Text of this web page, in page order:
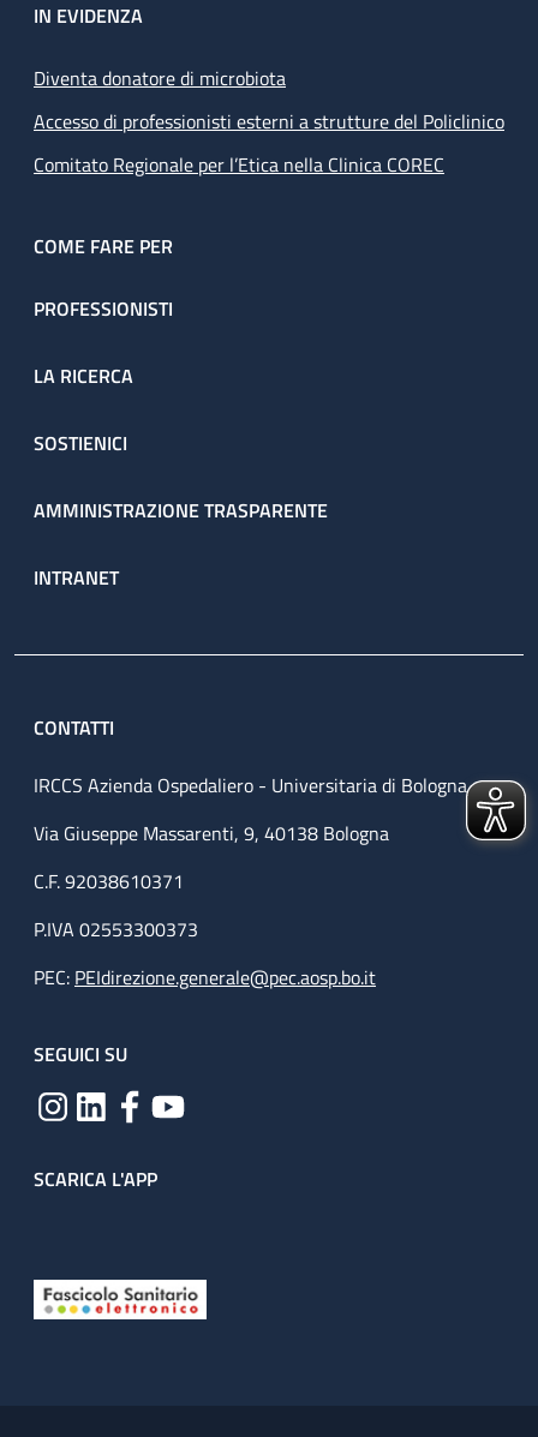
IN EVIDENZA
Diventa donatore di microbiota
Accesso di professionisti esterni a strutture del Policlinico
Comitato Regionale per l’Etica nella Clinica COREC
COME FARE PER
PROFESSIONISTI
LA RICERCA
SOSTIENICI
AMMINISTRAZIONE TRASPARENTE
INTRANET
CONTATTI
IRCCS Azienda Ospedaliero - Universitaria di Bologna
Via Giuseppe Massarenti, 9, 40138 Bologna
C.F. 92038610371
P.IVA 02553300373
PEC: PEIdirezione.generale@pec.aosp.bo.it
SEGUICI SU
SCARICA L'APP